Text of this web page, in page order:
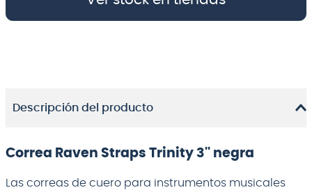
Descripción del producto
Correa Raven Straps Trinity 3'' negra
Las correas de cuero para instrumentos musicales